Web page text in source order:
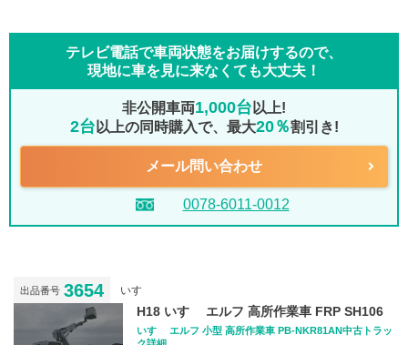
テレビ電話で車両状態をお届けするので、
現地に車を見に来なくても大丈夫！
非公開車両1,000台 以上!
2台 以上の同時購入で、最大20％割引き!
メール問い合わせ
0078-6011-0012
出品番号 3654 いすゞ
H18 いすゞ エルフ 高所作業車 FRP SH106
いすゞ エルフ 小型 高所作業車 PB-NKR81AN中古トラッ